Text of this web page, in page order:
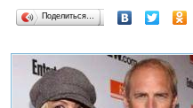
Поделиться…